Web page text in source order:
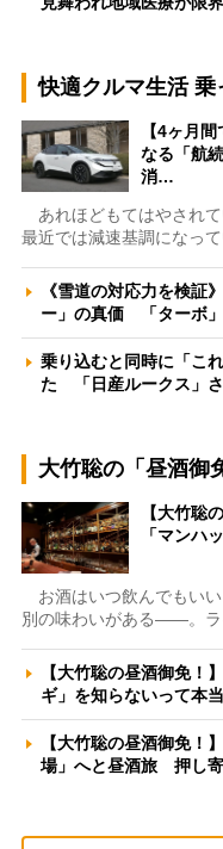
快適クルマ生活
【4ヶ月
なる「航
消…
あれほどもてはやされて
最近では減速基調になっ
《雪道の対応力を検証
ー」の真価 「ターボ
乗り込むと同時に「こ
た 「日産ルークス」
大竹聡の「昼酒御
【大竹聡
「マンハ
お酒はいつ飲んでもい
別の味わいがある――。
【大竹聡の昼酒御免！
ギ」を知らないって
【大竹聡の昼酒御免！
場」へと昼酒旅 押し